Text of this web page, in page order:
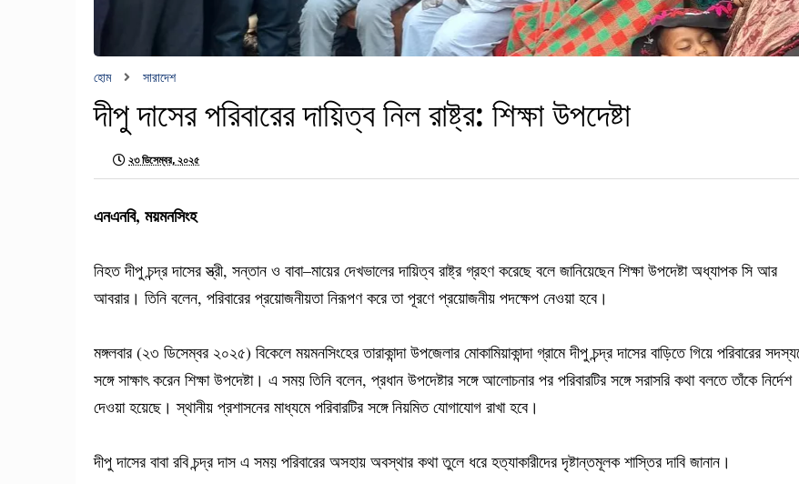
হোম সারাদেশ
দীপু দাসের পরিবারের দায়িত্ব নিল রাষ্ট্র: শিক্ষা উপদেষ্টা
২৩ ডিসেম্বর, ২০২৫
এনএনবি, ময়মনসিংহ
নিহত দীপু চন্দ্র দাসের স্ত্রী, সন্তান ও বাবা–মায়ের দেখভালের দায়িত্ব রাষ্ট্র গ্রহণ করেছে বলে জানিয়েছেন শিক্ষা উপদেষ্টা অধ্যাপক সি আর
আবরার। তিনি বলেন, পরিবারের প্রয়োজনীয়তা নিরূপণ করে তা পূরণে প্রয়োজনীয় পদক্ষেপ নেওয়া হবে।
মঙ্গলবার (২৩ ডিসেম্বর ২০২৫) বিকেলে ময়মনসিংহের তারাকান্দা উপজেলার মোকামিয়াকান্দা গ্রামে দীপু চন্দ্র দাসের বাড়িতে গিয়ে পরিবারের
সঙ্গে সাক্ষাৎ করেন শিক্ষা উপদেষ্টা। এ সময় তিনি বলেন, প্রধান উপদেষ্টার সঙ্গে আলোচনার পর পরিবারটির সঙ্গে সরাসরি কথা বলতে তাঁকে নির্দেশ
দেওয়া হয়েছে। স্থানীয় প্রশাসনের মাধ্যমে পরিবারটির সঙ্গে নিয়মিত যোগাযোগ রাখা হবে।
দীপু দাসের বাবা রবি চন্দ্র দাস এ সময় পরিবারের অসহায় অবস্থার কথা তুলে ধরে হত্যাকারীদের দৃষ্টান্তমূলক শাস্তির দাবি জানান।